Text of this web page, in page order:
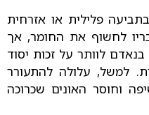
פלילית או אזרחית
לחשוף את החומר, אך
בנאדם לוותר על זכות יסוד
למשל, עלולה להתעורר
וחוסר האונים שכרוכה